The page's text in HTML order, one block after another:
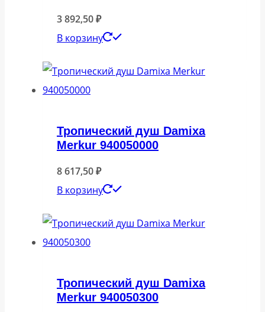
3 892,50₽
В корзину
Тропический душ Damixa
Merkur 940050000
8 617,50₽
В корзину
Тропический душ Damixa
Merkur 940050300